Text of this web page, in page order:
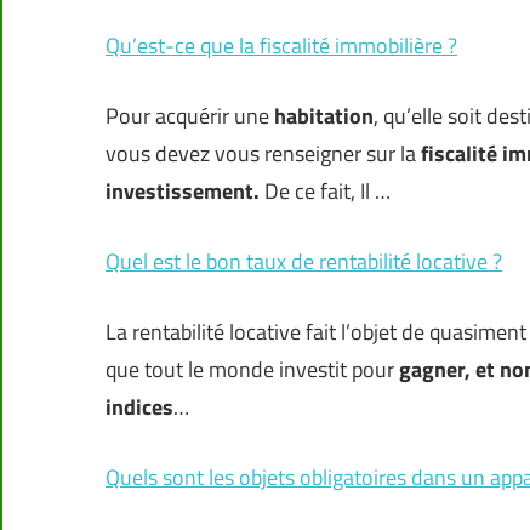
Qu’est-ce que la fiscalité immobilière ?
Pour acquérir unehabitation, qu’elle soit
vous devez vous renseigner sur lafiscalité
investissement. De ce fait, Il …
Quel est le bon taux de rentabilité locative ?
La rentabilité locative fait l’objet de
que tout le monde investit pourgagner, et
indices…
Quels sont les objets obligatoires dans un